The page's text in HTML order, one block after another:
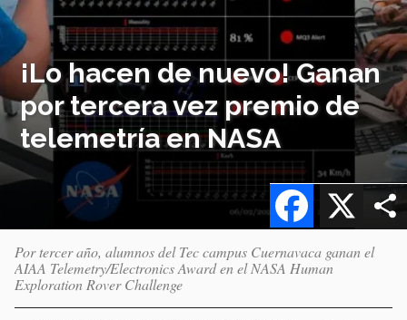
¡Lo hacen de nuevo! Ganan
por tercera vez premio de
telemetría en NASA
X
Facebook
Por tercer año, alumnos del Tec campus Cuernavaca ganan el
AIAA Telemetry/Electronics Award en el NASA Human
Exploration Rover Challenge